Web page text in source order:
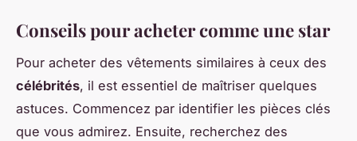
Conseils pour acheter comme une star
Pour acheter des vêtements similaires à ceux des
célébrités, il est essentiel de maîtriser quelques
astuces. Commencez par identifier les pièces clés
que vous admirez. Ensuite, recherchez des